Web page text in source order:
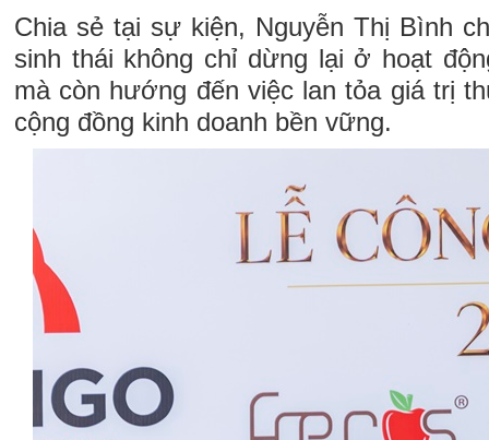
Chia sẻ tại sự kiện, Nguyễn Thị Bình
sinh thái không chỉ dừng lại ở hoạt
mà còn hướng đến việc lan tỏa giá trị
cộng đồng kinh doanh bền vững.